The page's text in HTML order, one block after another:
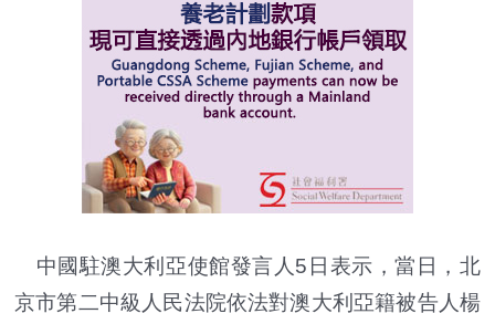
中國駐澳大利亞使館發言人5日表示，當日，北
京市第二中級人民法院依法對澳大利亞籍被告人楊